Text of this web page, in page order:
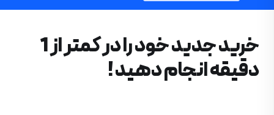
خرید جدید خود را در کمتر از 1
دقیقه انجام دهید !